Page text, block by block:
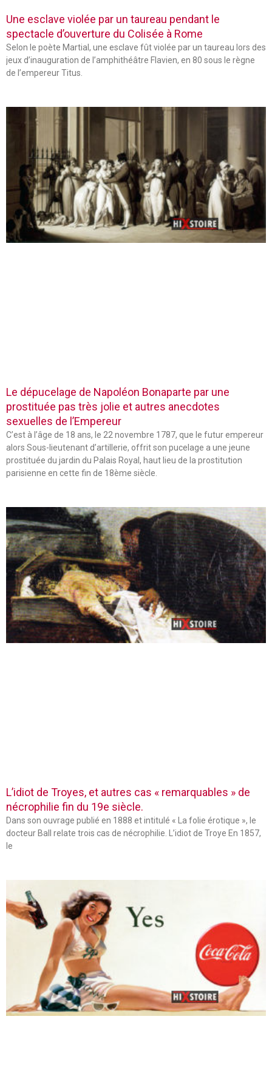
Une esclave violée par un taureau pendant le
spectacle d’ouverture du Colisée à Rome
Selon le poète Martial, une esclave fût violée par un taureau lors des
jeux d’inauguration de l’amphithéâtre Flavien, en 80 sous le règne
de l’empereur Titus.
Le dépucelage de Napoléon Bonaparte par une
prostituée pas très jolie et autres anecdotes
sexuelles de l’Empereur
C’est à l’âge de 18 ans, le 22 novembre 1787, que le futur empereur
alors Sous-lieutenant d’artillerie, offrit son pucelage a une jeune
prostituée du jardin du Palais Royal, haut lieu de la prostitution
parisienne en cette fin de 18ème siècle.
L’idiot de Troyes, et autres cas « remarquables » de
nécrophilie fin du 19e siècle.
Dans son ouvrage publié en 1888 et intitulé « La folie érotique », le
docteur Ball relate trois cas de nécrophilie. L’idiot de Troye En 1857,
le